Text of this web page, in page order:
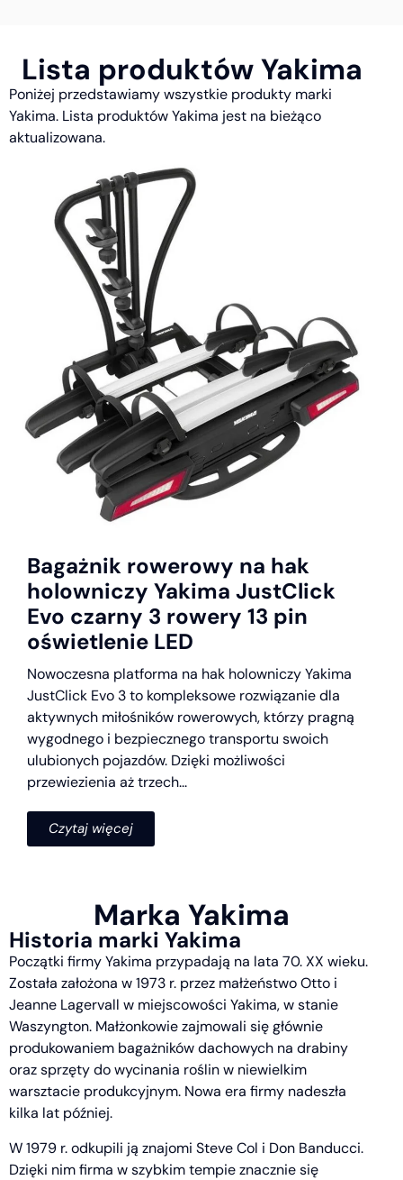
Lista produktów Yakima
Poniżej przedstawiamy wszystkie produkty marki
Yakima. Lista produktów Yakima jest na bieżąco
aktualizowana.
Bagażnik rowerowy na hak
holowniczy Yakima JustClick
Evo czarny 3 rowery 13 pin
oświetlenie LED
Nowoczesna platforma na hak holowniczy Yakima
JustClick Evo 3 to kompleksowe rozwiązanie dla
aktywnych miłośników rowerowych, którzy pragną
wygodnego i bezpiecznego transportu swoich
ulubionych pojazdów. Dzięki możliwości
przewiezienia aż trzech...
Czytaj więcej
Marka Yakima
Historia marki Yakima
Początki firmy Yakima przypadają na lata 70. XX wieku.
Została założona w 1973 r. przez małżeństwo Otto i
Jeanne Lagervall w miejscowości Yakima, w stanie
Waszyngton. Małżonkowie zajmowali się głównie
produkowaniem bagażników dachowych na drabiny
oraz sprzęty do wycinania roślin w niewielkim
warsztacie produkcyjnym. Nowa era firmy nadeszła
kilka lat później.
W 1979 r. odkupili ją znajomi Steve Col i Don Banducci.
Dzięki nim firma w szybkim tempie znacznie się